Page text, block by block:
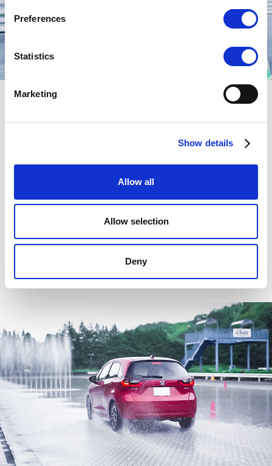
Preferences
Statistics
Marketing
Show details
Allow all
Allow selection
Deny
喜歡騎摩托車，想要更上一層樓，想要克服不擅長的感
覺，或是想要再次騎乘摩托車...我們為每個人的目的準備
了相應的計劃。我們的教練會給予易懂的建議。